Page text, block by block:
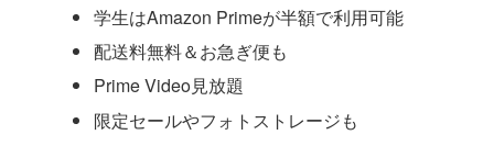
学生はAmazon Primeが半額で利用可能
配送料無料＆お急ぎ便も
Prime Video見放題
限定セールやフォトストレージも